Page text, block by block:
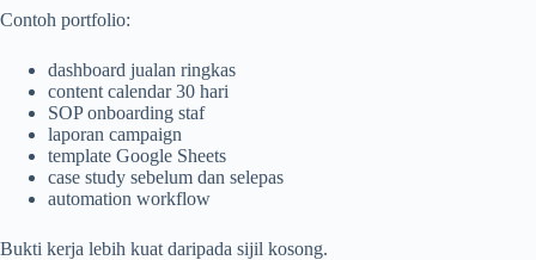
Contoh portfolio:
dashboard jualan ringkas
content calendar 30 hari
SOP onboarding staf
laporan campaign
template Google Sheets
case study sebelum dan selepas
automation workflow
Bukti kerja lebih kuat daripada sijil kosong.